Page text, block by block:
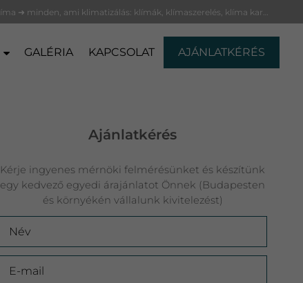
BudaKlíma ➜ minden, ami klimatizálás: klímák, klímaszerelés, klíma karbantartás
GALÉRIA KAPCSOLAT AJÁNLATKÉRÉS
Ajánlatkérés
Kérje ingyenes mérnöki felmérésünket és készítünk
egy kedvező egyedi árajánlatot Önnek (Budapesten
és környékén vállalunk kivitelezést)
Név
E-mail